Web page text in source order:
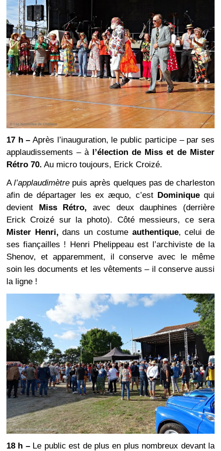
17 h – Après l’inauguration, le public participe – par ses
applaudissements – à
l’élection de Miss et de Mister
Rétro 70. Au micro toujours, Erick Croizé.
Al’applaudimètre puis après quelques pas de charleston
afin de départager les ex æquo, c’est Dominiquequi
devient
Miss Rétro, avec deux dauphines (derrière
Erick Croizé sur la photo). Côté messieurs, ce sera
Mister Henri, dans un costume authentique, celui de
ses fiançailles ! Henri Phelippeau est l’archiviste de la
Shenov, et apparemment, il conserve avec le même
soin les documents et les vêtements – il conserve aussi
la ligne !
18 h –Le public est de plus en plus nombreux devant la